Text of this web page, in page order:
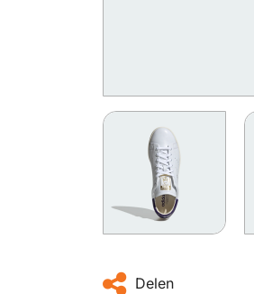
Delen